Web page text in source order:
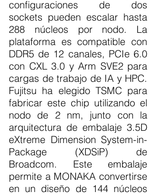
configuraciones de dos
sockets pueden escalar hasta
288 núcleos por nodo. La
plataforma es compatible con
DDR5 de 12 canales, PCIe 6.0
con CXL 3.0 y Arm SVE2 para
cargas de trabajo de IA y HPC.
Fujitsu ha elegido TSMC para
fabricar este chip utilizando el
nodo de 2 nm, junto con la
arquitectura de embalaje 3.5D
eXtreme Dimension System-in-
Package (XDSiP) de
Broadcom. Este embalaje
permite a MONAKA convertirse
en un diseño de 144 núcleos